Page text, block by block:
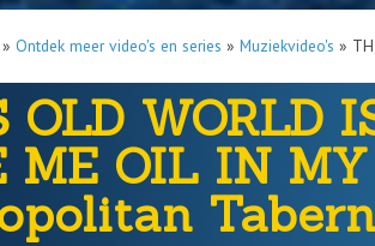
» Ontdek meer video's en series » Muziekvideo's »
OLD WORLD
ME OIL IN